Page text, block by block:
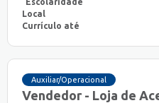
Escolaridade
Local
Currículo até
Auxiliar/Operacional
Vendedor - Loja de